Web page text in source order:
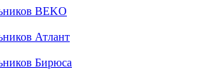
BEKO
Атлант
Бирюса